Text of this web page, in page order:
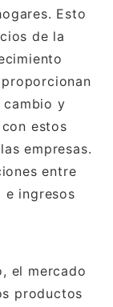
Esto
de la
cambio y
estos
empresas.
entre
e ingresos
el mercado
productos